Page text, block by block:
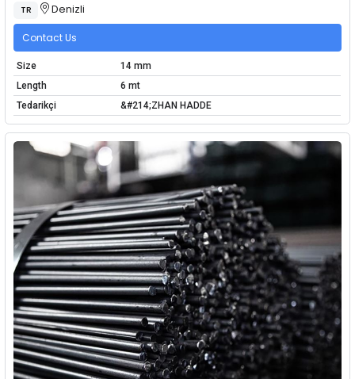
TR Denizli
Contact Us
Size
14 mm
Length
6 mt
Tedarikçi
&#214;ZHAN HADDE